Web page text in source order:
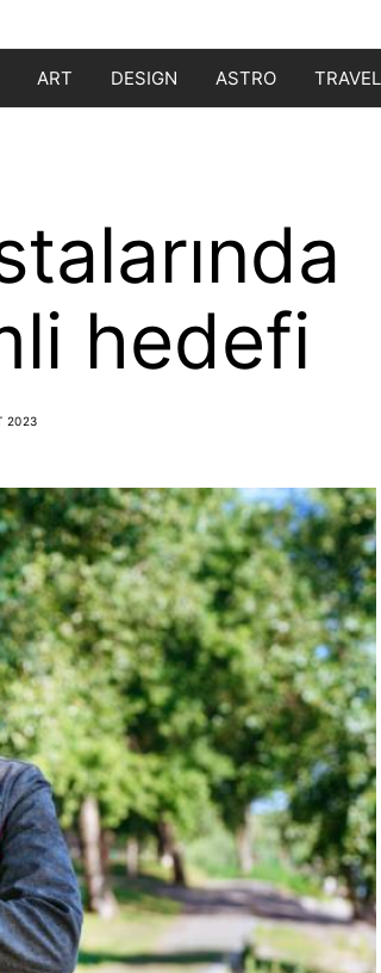
ART DESIGN ASTRO TRAVEL
hedefi
2023